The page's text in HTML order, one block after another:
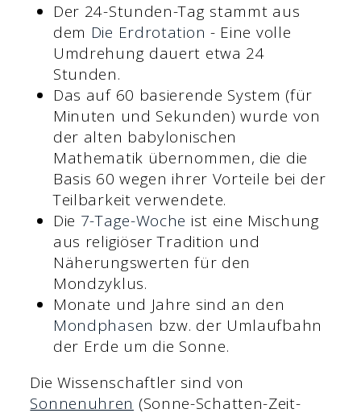
Der 24-Stunden-Tag stammt aus
dem Die Erdrotation - Eine volle
Umdrehung dauert etwa 24
Stunden.
Das auf 60 basierende System (für
Minuten und Sekunden) wurde von
der alten babylonischen
Mathematik übernommen, die die
Basis 60 wegen ihrer Vorteile bei der
Teilbarkeit verwendete.
Die 7-Tage-Woche ist eine Mischung
aus religiöser Tradition und
Näherungswerten für den
Mondzyklus.
Monate und Jahre sind an den
Mondphasen bzw. der Umlaufbahn
der Erde um die Sonne.
Die Wissenschaftler sind von
Sonnenuhren (Sonne-Schatten-Zeit-